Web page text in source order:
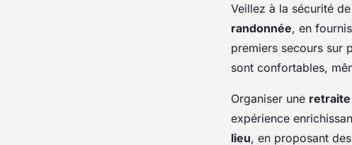
Veillez à la sécurité
randonnée, en
premiers secours sur
sont confortables,
Organiser une
expérience
lieu, en proposant des